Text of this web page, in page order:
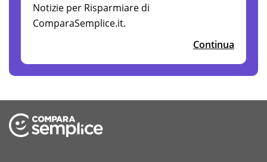
Notizie per Risparmiare di
ComparaSemplice.it.
Continua